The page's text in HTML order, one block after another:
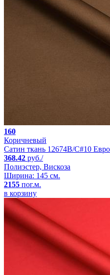
160
Коричневый
Сатин ткань 12674B/C#10
368.42 руб./
Полиэстер, Вискоза
Ширина: 145 см.
2155 пог.м.
в корзину